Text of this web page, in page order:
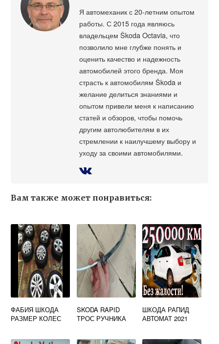
Я автомеханик с 20-летним опытом
работы. С 2015 года являюсь
владельцем Škoda Octavia, что
позволило мне глубже понять и
оценить качество и надежность
автомобилей этого бренда. Моя
страсть к автомобилям Škoda и
желание делиться знаниями и
опытом привели меня к написанию
статей и обзоров, чтобы помочь
другим автолюбителям в их
стремлении к наилучшему выбору и
уходу за своими автомобилями.
Вам также может понравиться:
ФАБИЯ ШКОДА
РАЗМЕР КОЛЕС
SKODA RAPID
ТРОС РУЧНИКА
ШКОДА РАПИД
АВТОМАТ 2021